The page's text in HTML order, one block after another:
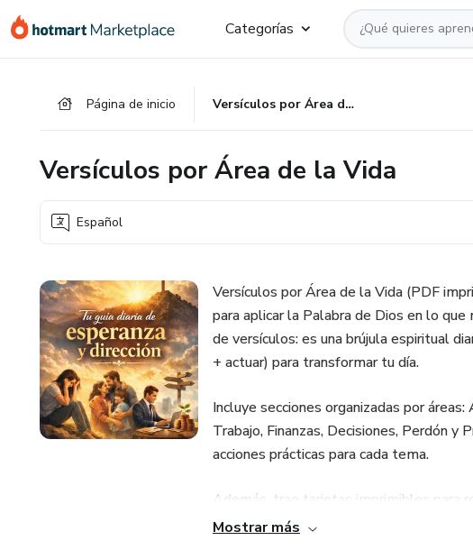
Categorías
Página de inicio Versículos por Área de la Vida
Versículos por Área de la Vida
Español
Versículos por Área de la Vida (PDF
para aplicar la Palabra de Dios en lo
de versículos: es una brújula espiritual
+ actuar) para transformar tu día.
Incluye secciones organizadas por
Trabajo, Finanzas, Decisiones, Perdón y
acciones prácticas para cada tema.
Además, trae tarjetas imprimibles para
escritorio, auto), para recordar
Mostrar más